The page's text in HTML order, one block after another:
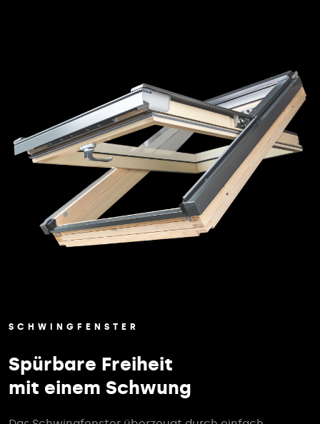
SCHWINGFENSTER
Spürbare Freiheit
mit einem Schwung